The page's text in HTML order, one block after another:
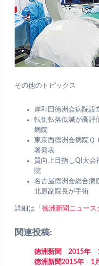
その他のトピックス
岸和田徳洲会病院設
転倒転落低減が高評
病院
東京西徳洲会病院Ｑ
署発表
質向上目指しQI大会
院
名古屋徳洲会総合病
北原副院長が手術
詳細は「 徳洲 新聞ニュース
関連投稿:
徳洲新聞 2015年
徳洲新聞2015年 1